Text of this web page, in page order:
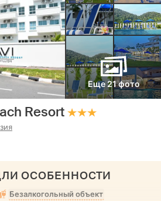
Еще 21 фото
Resort
ОСОБЕННОСТИ
Безалкогольный объект